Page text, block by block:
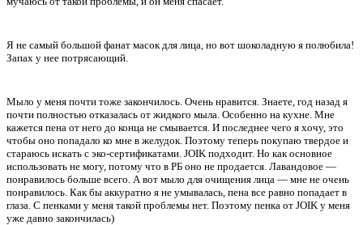
Я не самый большой фанат масок для лица, но вот шоколадную я полюбила!
Запах у нее потрясающий.
Мыло у меня почти тоже закончилось. Очень нравится. Знаете, год назад я
почти полностью отказалась от жидкого мыла. Особенно на кухне. Мне
кажется пена от него до конца не смывается. И последнее чего я хочу, это
чтобы оно попадало ко мне в желудок. Поэтому теперь покупаю твердое и
стараюсь искать с эко-сертификатами. JOIK подходит. Но как основное
использовать не могу, потому что в РБ оно не продается. Лавандовое —
понравилось больше всего. А вот мыло для очищения лица — мне не очень
понравилось. Как бы аккуратно я не умывалась, пена все равно попадает в
глаза. С пенками у меня такой проблемы нет. Поэтому пенка от JOIK у меня
уже давно закончилась)